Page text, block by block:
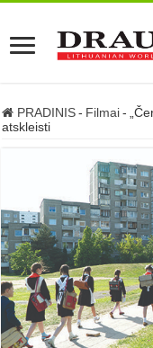
PRADINIS - Filmai -
atskleisti